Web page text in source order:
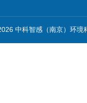
中科智感（南京）环境